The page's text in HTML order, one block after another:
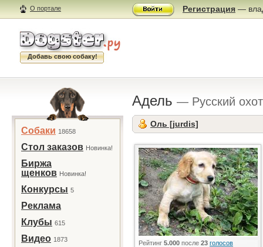
О портале Регистрация —
Добавь свою собаку!
Собаки 18658
Стол заказов Новинка!
Биржа
щенков Новинка!
Конкурсы 5
Реклама
Клубы 615
Видео 1873
Адель — Русский
Оль [jurdis]
Рейтинг 5.000 после 23 голосов